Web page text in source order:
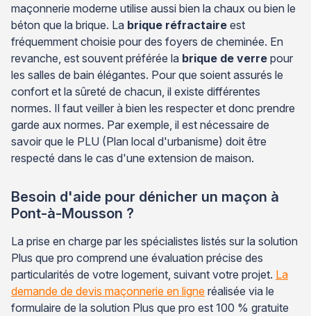
maçonnerie moderne utilise aussi bien la chaux ou bien le
béton que la brique. La brique réfractaire est
fréquemment choisie pour des foyers de cheminée. En
revanche, est souvent préférée la brique de verre pour
les salles de bain élégantes. Pour que soient assurés le
confort et la sûreté de chacun, il existe différentes
normes. Il faut veiller à bien les respecter et donc prendre
garde aux normes. Par exemple, il est nécessaire de
savoir que le PLU (Plan local d'urbanisme) doit être
respecté dans le cas d'une extension de maison.
Besoin d'aide pour dénicher un maçon à
Pont-à-Mousson ?
La prise en charge par les spécialistes listés sur la solution
Plus que pro comprend une évaluation précise des
particularités de votre logement, suivant votre projet. La
demande de devis maçonnerie en ligne réalisée via le
formulaire de la solution Plus que pro est 100 % gratuite